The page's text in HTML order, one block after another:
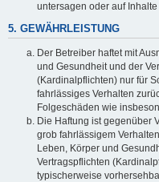
untersagen oder auf
5. GEWÄHRLEISTUNG
Der Betreiber haftet mit
und Gesundheit und der
(Kardinalpflichten) nur für
fahrlässiges Verhalten
Folgeschäden wie
Die Haftung ist gegenüber
grob fahrlässigem
Leben, Körper und
Vertragspflichten
typischerweise